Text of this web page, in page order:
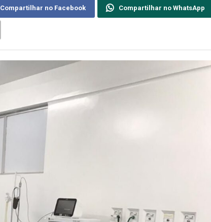
Compartilhar no Facebook Compartilhar no WhatsApp